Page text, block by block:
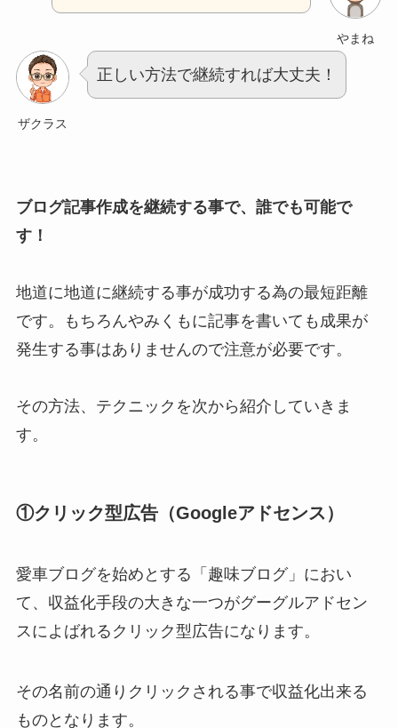
やまね
ザクラス
正しい方法で継続すれば大丈夫！
ブログ記事作成を継続する事で、誰でも可能で
す！
地道に地道に継続する事が成功する為の最短距離
です。もちろんやみくもに記事を書いても成果が
発生する事はありませんので注意が必要です。
その方法、テクニックを次から紹介していきま
す。
①クリック型広告（Googleアドセンス）
愛車ブログを始めとする「趣味ブログ」におい
て、収益化手段の大きな一つがグーグルアドセン
スによばれるクリック型広告になります。
その名前の通りクリックされる事で収益化出来る
ものとなります。